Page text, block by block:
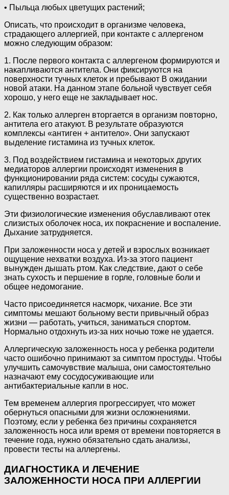
• Пыльца любых цветущих растений;
Описать, что происходит в организме человека,
страдающего аллергией, при контакте с аллергеном
можно следующим образом:
1. После первого контакта с аллергеном формируются и
накапливаются антитела. Они фиксируются на
поверхности тучных клеток и пребывают В ожидании
новой атаки. На данном этапе больной чувствует себя
хорошо, у него еще не закладывает нос.
2. Как только аллерген вторгается в организм повторно,
антитела его атакуют. В результате образуются
комплексы «антиген + антитело». Они запускают
выделение гистамина из тучных клеток.
3. Под воздействием гистамина и некоторых других
медиаторов аллергии происходят изменения в
функционировании ряда систем: сосуды сужаются,
капилляры расширяются и их проницаемость
существенно возрастает.
Эти физиологические изменения обуславливают отек
слизистых оболочек носа, их покраснение и воспаление.
Дыхание затрудняется.
При заложенности носа у детей и взрослых возникает
ощущение нехватки воздуха. Из-за этого пациент
вынужден дышать ртом. Как следствие, дают о себе
знать сухость и першение в горле, головные боли и
общее недомогание.
Часто присоединяется насморк, чихание. Все эти
симптомы мешают больному вести привычный образ
жизни — работать, учиться, заниматься спортом.
Нормально отдохнуть из-за них ночью тоже не удается.
Аллергическую заложенность носа у ребенка родители
часто ошибочно принимают за симптом простуды. Чтобы
улучшить самочувствие малыша, они самостоятельно
назначают ему сосудосуживающие или
антибактериальные капли в нос.
Тем временем аллергия прогрессирует, что может
обернуться опасными для жизни осложнениями.
Поэтому, если у ребенка без причины сохраняется
заложенность носа или время от времени повторяется в
течение года, нужно обязательно сдать анализы,
провести тесты на аллергены.
ДИАГНОСТИКА И ЛЕЧЕНИЕ
ЗАЛОЖЕННОСТИ НОСА ПРИ АЛЛЕРГИИ